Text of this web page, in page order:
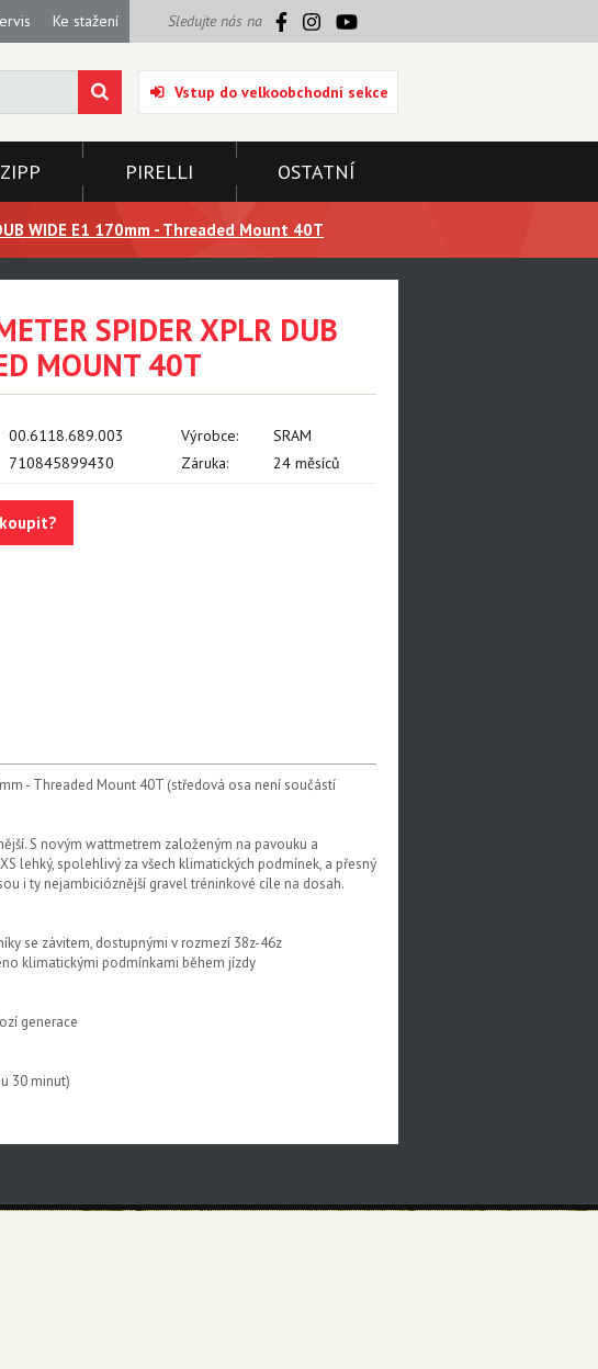
Ke stažení Sledujte nás na
Vstup do velkoobchodní sekce
ZIPP PIRELLI OSTATNÍ
WIDE E1 170mm - Threaded Mount 40T
SPIDER XPLR DUB
MOUNT 40T
00.6118.689.003 Výrobce:
SRAM
710845899430 Záruka: 24 měsíců
- Threaded Mount 40T (středová osa není součástí
S novým wattmetrem založeným na pavouku a
lehký, spolehlivý za všech klimatických podmínek, a přesný
i ty nejambicióznější gravel tréninkové cíle na dosah.
se závitem, dostupnými v rozmezí 38z-46z
klimatickými podmínkami během jízdy
generace
30 minut)